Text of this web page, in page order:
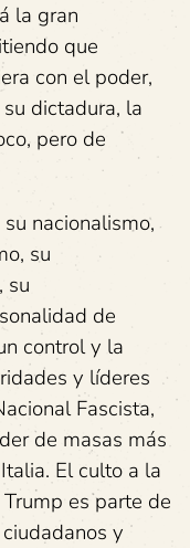
la gran
que
con el poder,
dictadura, la
pero de
nacionalismo,
su
su
de
control y la
y líderes
Fascista,
de masas más
El culto a la
es parte de
y